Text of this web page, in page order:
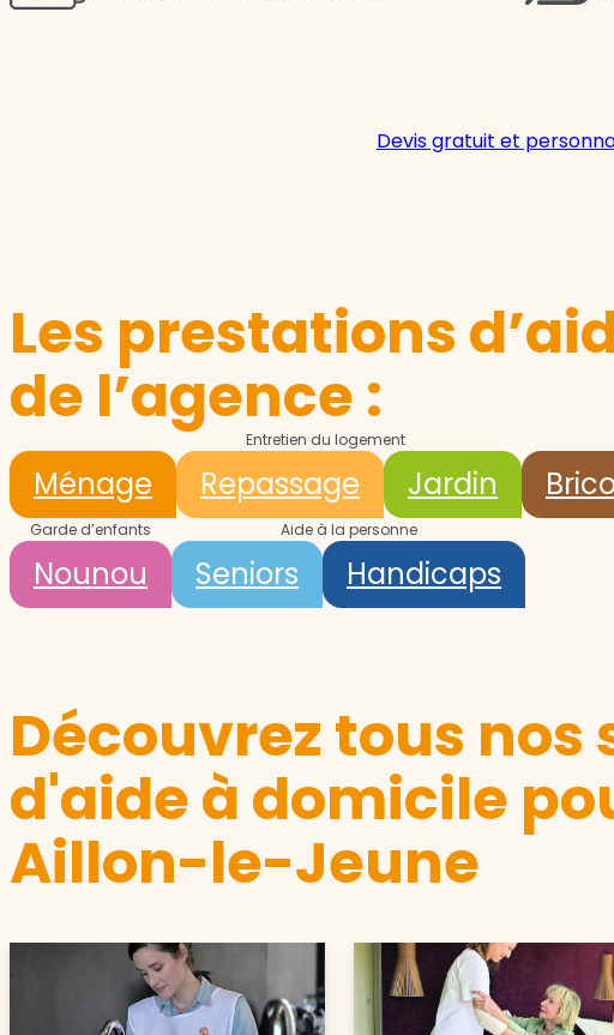
Devis gratuit et
Les prestations
de l’agence :
Entretien du logement
Ménage Repassage Jardin
Garde d’enfants
Nounou
Aide à la personne
Seniors Handicaps
Découvrez tous nos
d'aide à domicile
Aillon-le-Jeune